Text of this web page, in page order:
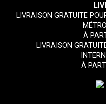
LIVRAISON GRATUITE
À
LIVRAISON
À